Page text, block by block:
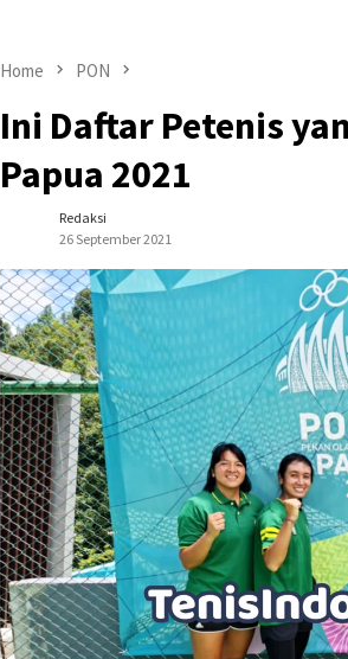
Home PON
Ini Daftar Petenis
Papua 2021
Redaksi
26 September 2021